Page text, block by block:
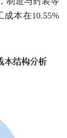
成本在10.55%